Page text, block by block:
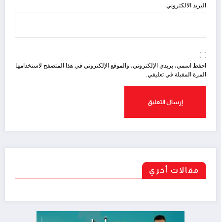
البريد الالكتروني
احفظ اسمي، بريدي الإلكتروني، والموقع الإلكتروني في هذا المتصفح لاستخدامها
المرة المقبلة في تعليقي.
مقالات أخري